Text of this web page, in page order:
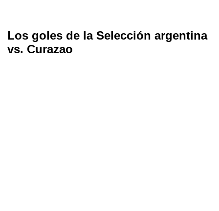
Los goles de la Selección argentina
vs. Curazao